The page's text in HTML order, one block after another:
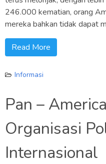
246.000 kematian, orang
mereka bahkan tidak dapat
Read More
Informasi
Pan –
Organisasi
Internasional